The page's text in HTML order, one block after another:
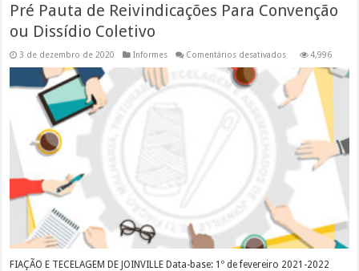
Pré Pauta de Reivindicações Para Convenção
ou Dissídio Coletivo
3 de dezembro de 2020 Informes Comentários desativadosem
Pauta
de
Reivindicações
Para
Convenção
Coletivo
4,996
FIAÇÃO E TECELAGEM DE JOINVILLE Data-base: 1º de fevereiro 2021-2022